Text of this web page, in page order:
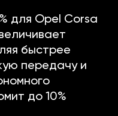
для Opel Corsa
быстрее
передачу и
до 10%